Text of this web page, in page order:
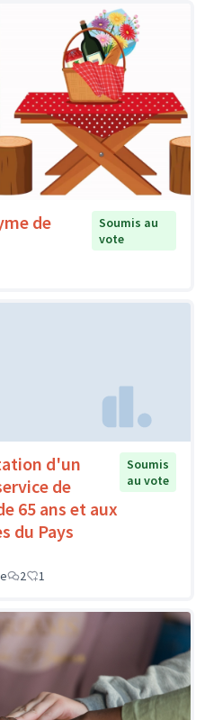
de
Soumis au
vote
d'un
de
65 ans et aux
du Pays
Soumis
au vote
2 1